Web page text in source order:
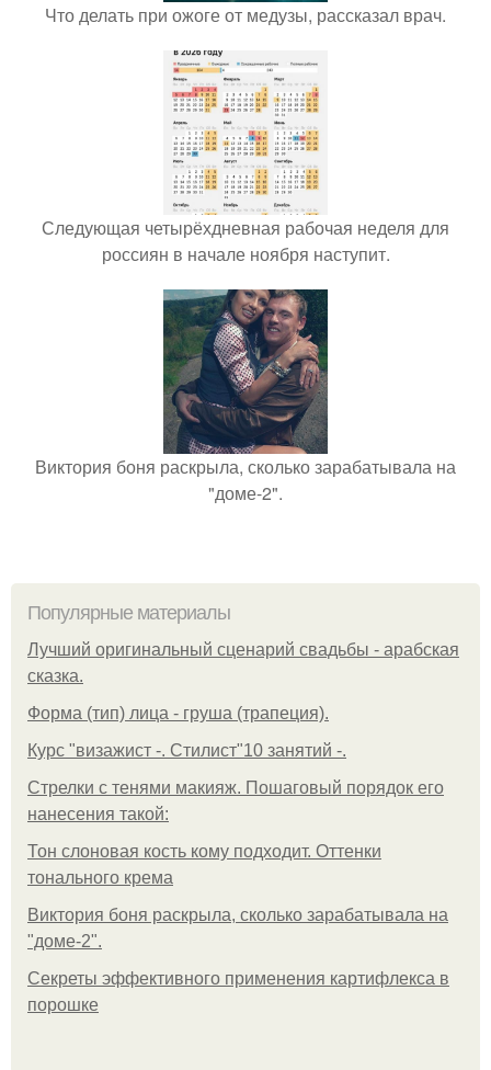
Что делать при ожоге от медузы, рассказал врач.
Следующая четырёхдневная рабочая неделя для
россиян в начале ноября наступит.
Виктория боня раскрыла, сколько зарабатывала на
"доме-2".
Популярные материалы
Лучший оригинальный сценарий свадьбы - арабская
сказка.
Форма (тип) лица - груша (трапеция).
Курс "визажист -. Стилист"10 занятий -.
Стрелки с тенями макияж. Пошаговый порядок его
нанесения такой:
Тон слоновая кость кому подходит. Оттенки
тонального крема
Виктория боня раскрыла, сколько зарабатывала на
"доме-2".
Секреты эффективного применения картифлекса в
порошке